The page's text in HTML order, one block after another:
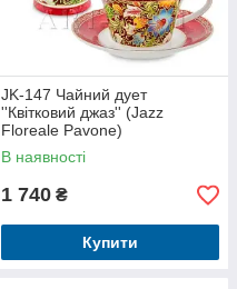
JK-147 Чайний дует
''Квітковий джаз'' (Jazz
Floreale Pavone)
В наявності
1 740 ₴
Купити